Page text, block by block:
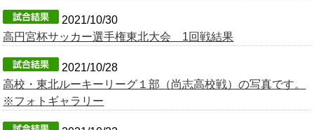
2021/10/30
高円宮杯サッカー選手権東北大会 1回戦結果
2021/10/28
高校・東北ルーキーリーグ１部（尚志高校戦）の写真です。
※フォトギャラリー